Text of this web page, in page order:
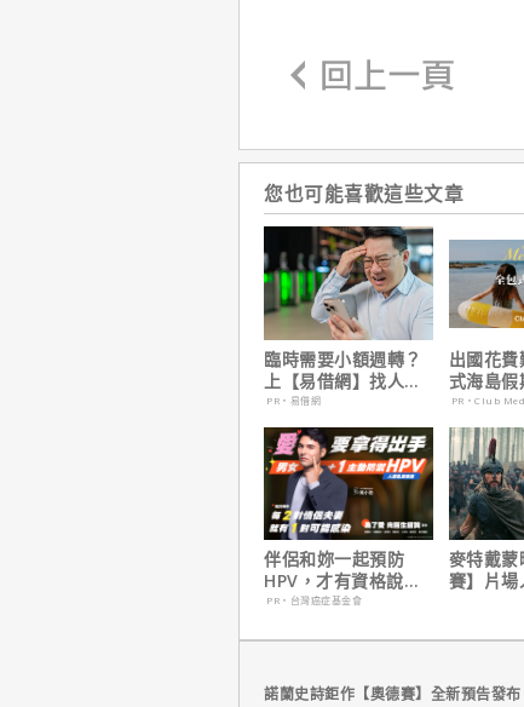
您也可能喜歡這些文章
臨時需要小額週轉？
上【易借網】找人
幫！資金快速到位
PR・易借網
出國花
式海島假
定食宿玩
省心！
PR・Club
伴侶和妳一起預防
HPV，才有資格說愛
妳！
PR・台灣癌症基金會
麥特戴
賽】片場
諾蘭史詩鉅作【奧德賽】全新預告發